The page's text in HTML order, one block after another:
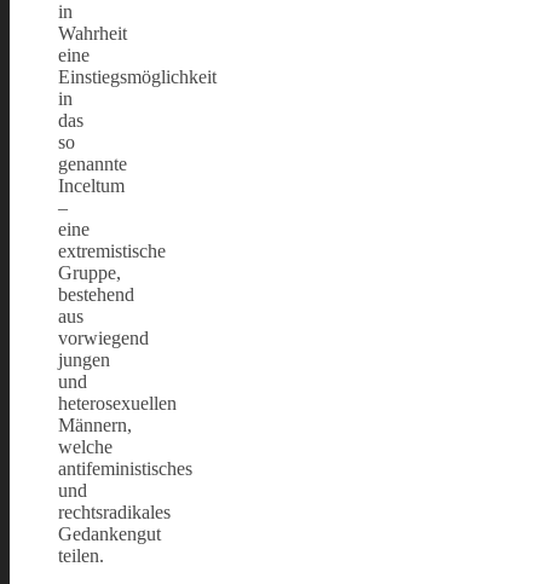
in
Wahrheit
eine
Einstiegsmöglichkeit
in
das
so
genannte
Inceltum
–
eine
extremistische
Gruppe,
bestehend
aus
vorwiegend
jungen
und
heterosexuellen
Männern,
welche
antifeministisches
und
rechtsradikales
Gedankengut
teilen.